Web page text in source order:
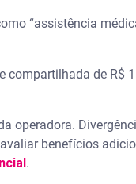
“assistência
de R$
operadora.
benefícios
.